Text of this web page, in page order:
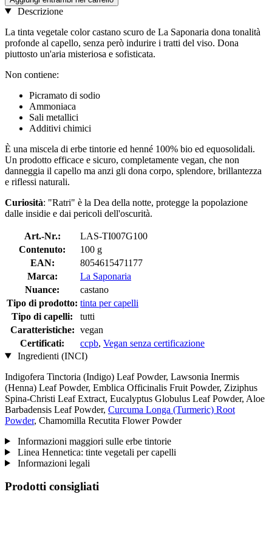
Descrizione
La tinta vegetale color castano scuro de La Saponaria dona tonalità
profonde al capello, senza però indurire i tratti del viso. Dona
piuttosto un'aria misteriosa e sofisticata.
Non contiene:
Picramato di sodio
Ammoniaca
Sali metallici
Additivi chimici
È una miscela di erbe tintorie ed henné 100% bio ed equosolidali.
Un prodotto efficace e sicuro, completamente vegan, che non
danneggia il capello ma anzi gli dona corpo, splendore, brillantezza
e riflessi naturali.
Curiosità: "Ratri" è la Dea della notte, protegge la popolazione
dalle insidie e dai pericoli dell'oscurità.
Art.-Nr.:
LAS-TI007G100
Contenuto:
100 g
EAN:
8054615471177
Marca:
La Saponaria
Nuance:
castano
Tipo di prodotto: tinta per capelli
Tipo di capelli:
tutti
Caratteristiche: vegan
Certificati:
ccpb, Vegan senza certificazione
Ingredienti (INCI)
Indigofera Tinctoria (Indigo) Leaf Powder, Lawsonia Inermis
(Henna) Leaf Powder, Emblica Officinalis Fruit Powder, Ziziphus
Spina-Christi Leaf Extract, Eucalyptus Globulus Leaf Powder, Aloe
Barbadensis Leaf Powder, Curcuma Longa (Turmeric) Root
Powder, Chamomilla Recutita Flower Powder
Informazioni maggiori sulle erbe tintorie
Linea Hennetica: tinte vegetali per capelli
Informazioni legali
Prodotti consigliati